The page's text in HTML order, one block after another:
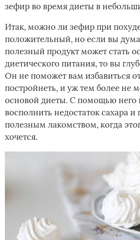
зефир во время диеты в
Итак, можно ли зефир при
положительный, но если вы
полезный продукт может стать
диетического питания, то вы
Он не поможет вам избавиться
постройнеть, и уж тем более не
основой диеты. С помощью
восполнить недостаток сахара и
полезным лакомством, когда
хочется.